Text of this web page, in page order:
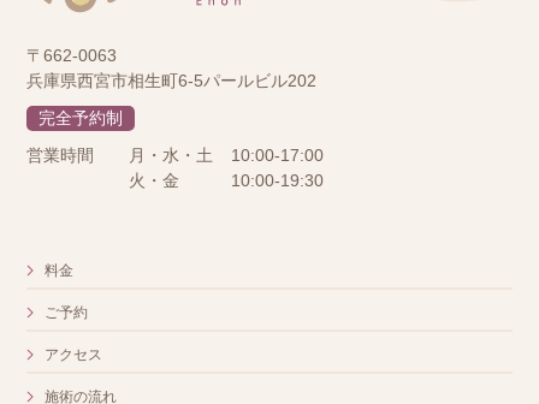
〒662-0063
兵庫県西宮市相生町6-5パールビル202
完全予約制
営業時間
月・水・土
10:00-17:00
火・金
10:00-19:30
料金
ご予約
アクセス
施術の流れ